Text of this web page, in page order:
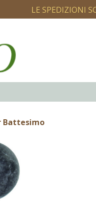
LE SPEDIZIONI
Battesimo